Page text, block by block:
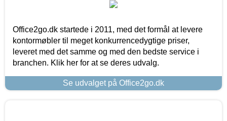
Office2go.dk startede i 2011, med det formål at levere
kontormøbler til meget konkurrencedygtige priser,
leveret med det samme og med den bedste service i
branchen. Klik her for at se deres udvalg.
Se udvalget på Office2go.dk